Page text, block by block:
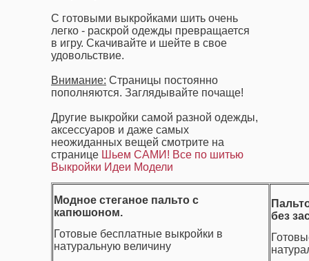
С готовыми выкройками шить очень
легко - раскрой одежды превращается
в игру. Скачивайте и шейте в свое
удовольствие.
Внимание: Страницы постоянно
пополняются. Заглядывайте почаще!
Другие выкройки самой разной одежды,
аксессуаров и даже самых
неожиданных вещей смотрите на
странице Шьем САМИ! Все по шитью
Выкройки Идеи Модели
Модное стеганое пальто с
капюшоном.
Готовые бесплатные выкройки в
натуральную величину
без